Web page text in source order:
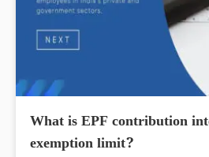
What is EPF contribution
exemption limit?